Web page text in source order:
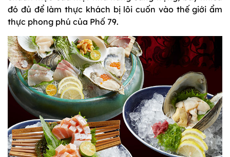
đó đủ để làm thực khách bị lôi cuốn vào thế giới ẩm
thực phong phú của Phố 79.